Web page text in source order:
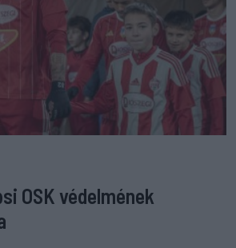
OSK védelmének